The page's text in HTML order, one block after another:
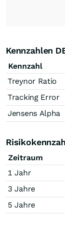
Kennzahlen
Kennzahl
Treynor Ratio
Tracking Error
Jensens Alpha
Zeitraum
1 Jahr
3 Jahre
5 Jahre